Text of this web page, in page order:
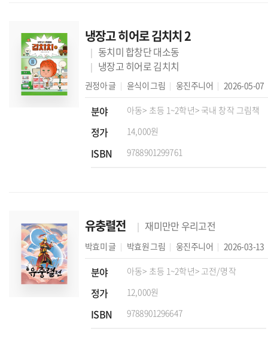
냉장고 히어로 김치치 2
동치미 합창단 대소동
냉장고 히어로 김치치
권정아글 윤식이그림 웅진주니어 2026-05-07
분야 아동> 초등 1~2학년> 국내 창작 그림책
정가 14,000원
ISBN 9788901299761
유충렬전 재미만만 우리고전
박효미 글 박효원그림 웅진주니어 2026-03-13
분야 아동> 초등 1~2학년> 고전/명작
정가 12,000원
ISBN 9788901296647